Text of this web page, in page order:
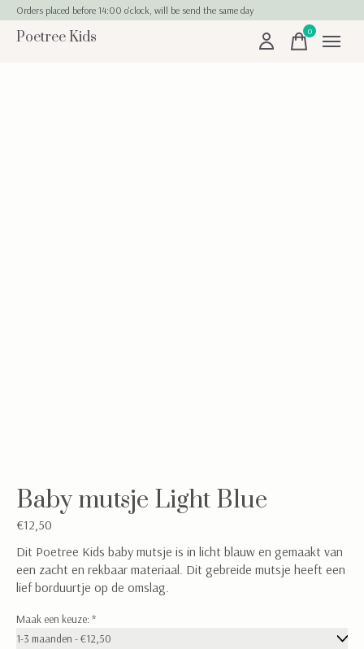
Orders placed before 14:00 o'clock, will be send the same day
Poetree Kids 0items
Baby mutsje Light Blue
€12,50
Dit Poetree Kids baby mutsje is in licht blauw en gemaakt van
een zacht en rekbaar materiaal. Dit gebreide mutsje heeft een
lief borduurtje op de omslag.
Maak een keuze: *